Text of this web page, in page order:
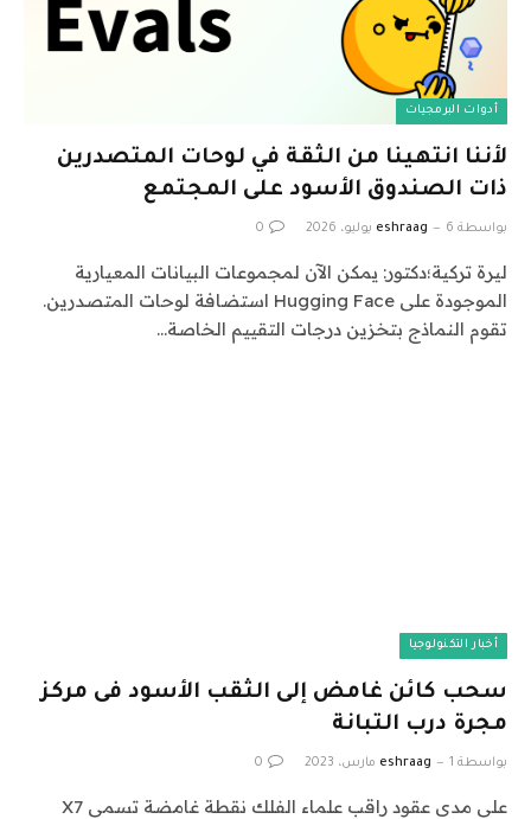
أدوات البرمجيات
لأننا انتهينا من الثقة في لوحات المتصدرين
ذات الصندوق الأسود على المجتمع
بواسطة eshraag 6 يوليو، 2026 0
ليرة تركية؛دكتور: يمكن الآن لمجموعات البيانات المعيارية
الموجودة على Hugging Face استضافة لوحات المتصدرين.
تقوم النماذج بتخزين درجات التقييم الخاصة…
أخبار التكنولوجيا
سحب كائن غامض إلى الثقب الأسود فى مركز
مجرة درب التبانة
بواسطة eshraag 1 مارس، 2023 0
على مدى عقود راقب علماء الفلك نقطة غامضة تسمى X7